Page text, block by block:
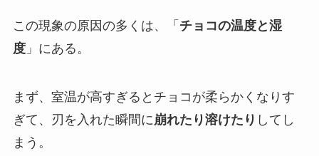
この現象の原因の多くは、「 チョコの温度と湿
度」にある。
まず、室温が高すぎるとチョコが柔らかくなりす
ぎて、刃を入れた瞬間に 崩れたり溶けたり してし
まう。